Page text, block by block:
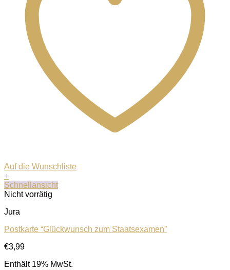
Auf die Wunschliste
+
Schnellansicht
Nicht vorrätig
Jura
Postkarte “Glückwunsch zum Staatsexamen”
€3,99
Enthält 19% MwSt.